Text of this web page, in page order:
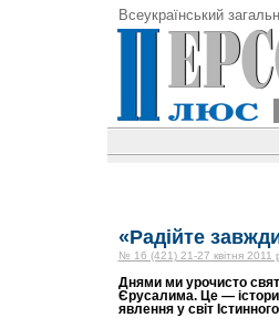
Всеукраїнський
«Радійте
№ 16 (421) 21-27 квітня 2011
Днями ми урочисто
Єрусалима. Це —
явлення у світ